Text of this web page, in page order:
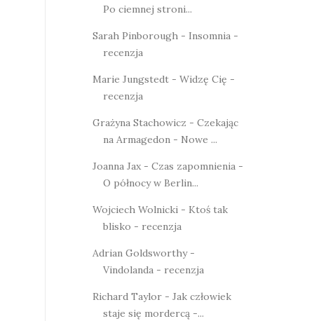
Po ciemnej stroni...
Sarah Pinborough - Insomnia -
recenzja
Marie Jungstedt - Widzę Cię -
recenzja
Grażyna Stachowicz - Czekając
na Armagedon - Nowe ...
Joanna Jax - Czas zapomnienia -
O północy w Berlin...
Wojciech Wolnicki - Ktoś tak
blisko - recenzja
Adrian Goldsworthy -
Vindolanda - recenzja
Richard Taylor - Jak człowiek
staje się mordercą -...